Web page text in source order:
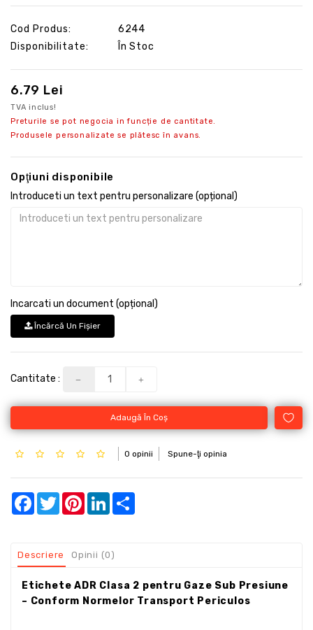
Cod Produs:
6244
Disponibilitate:
În Stoc
6.79 Lei
TVA inclus!
Preturile se pot negocia in funcție de cantitate.
Produsele personalizate se plătesc în avans.
Opţiuni disponibile
Introduceti un text pentru personalizare (opțional)
Incarcati un document (opțional)
Încărcă Un Fişier
Cantitate :
Adaugă În Coş
0 opinii Spune-ţi opinia
Facebook
TwitterPinterestLinkedIn
Descriere Opinii (0)
Etichete ADR Clasa 2 pentru Gaze Sub Presiune
– Conform Normelor Transport Periculos